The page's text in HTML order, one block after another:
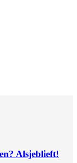
Alsjeblieft!